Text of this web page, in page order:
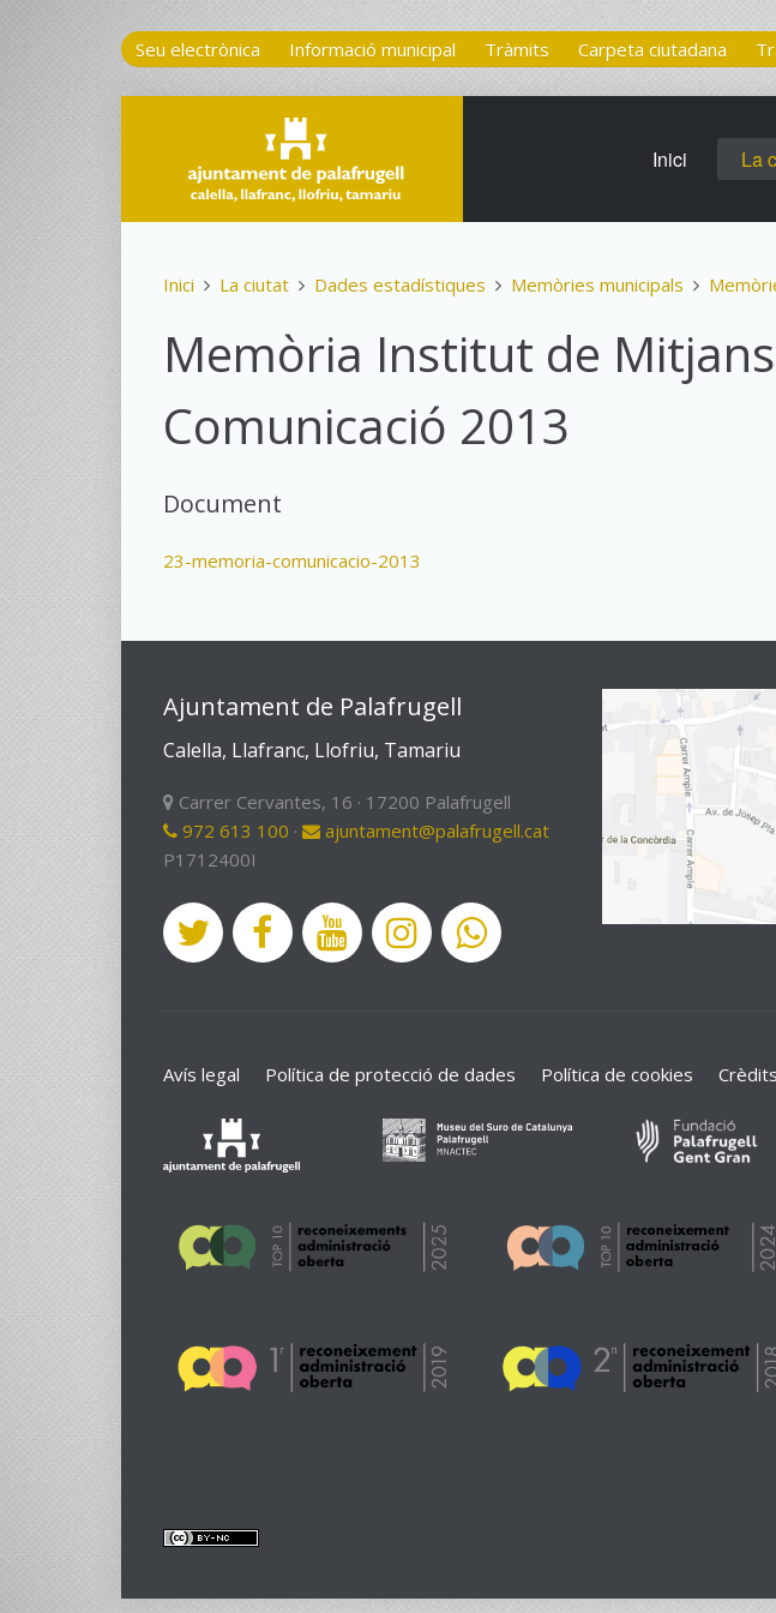
Seu electrònica Informació municipal Tràmits Carpeta ciutadana
Inici La
Inici La ciutat Dades estadístiques Memòries municipals
Memòria Institut de
Comunicació 2013
Document
23-memoria-comunicacio-2013
Ajuntament de Palafrugell
Calella, Llafranc, Llofriu, Tamariu
Carrer Cervantes, 16 · 17200 Palafrugell
972 613 100 ·
ajuntament@palafrugell.cat
P1712400I
Avís legal Política de protecció de dades Política de cookies Crèdits